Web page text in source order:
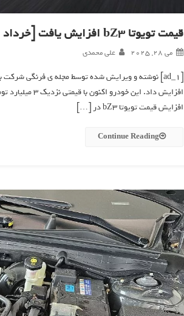
قیمت تویوتا bZ3 افزایش یافت [خرداد ۱۴۰۴]_فرنگی
می 28, 2025 علی محمدی
افزایش قیمت تویوتا bZ3 در […]
Continue Reading